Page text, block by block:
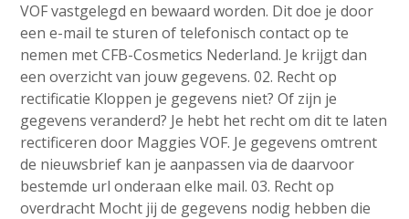
VOF vastgelegd en bewaard worden. Dit doe je door
een e-mail te sturen of telefonisch contact op te
nemen met CFB-Cosmetics Nederland. Je krijgt dan
een overzicht van jouw gegevens. 02. Recht op
rectificatie Kloppen je gegevens niet? Of zijn je
gegevens veranderd? Je hebt het recht om dit te laten
rectificeren door Maggies VOF. Je gegevens omtrent
de nieuwsbrief kan je aanpassen via de daarvoor
bestemde url onderaan elke mail. 03. Recht op
overdracht Mocht jij de gegevens nodig hebben die